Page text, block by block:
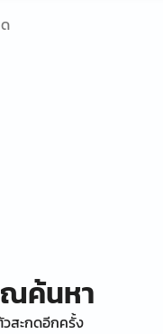
ค้นหา
สะกดอีกครั้ง